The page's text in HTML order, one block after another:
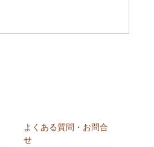
よくある質問・お問合
せ